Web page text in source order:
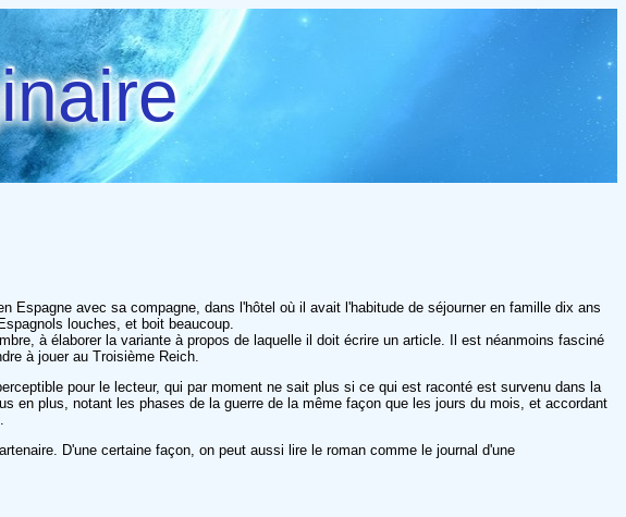
Espagne avec sa compagne, dans l'hôtel où il avait l'habitude de séjourner en famille dix ans
louches, et boit beaucoup.
à élaborer la variante à propos de laquelle il doit écrire un article. Il est néanmoins fasciné
à jouer au Troisième Reich.
pour le lecteur, qui par moment ne sait plus si ce qui est raconté est survenu dans la
en plus, notant les phases de la guerre de la même façon que les jours du mois, et accordant
D'une certaine façon, on peut aussi lire le roman comme le journal d'une